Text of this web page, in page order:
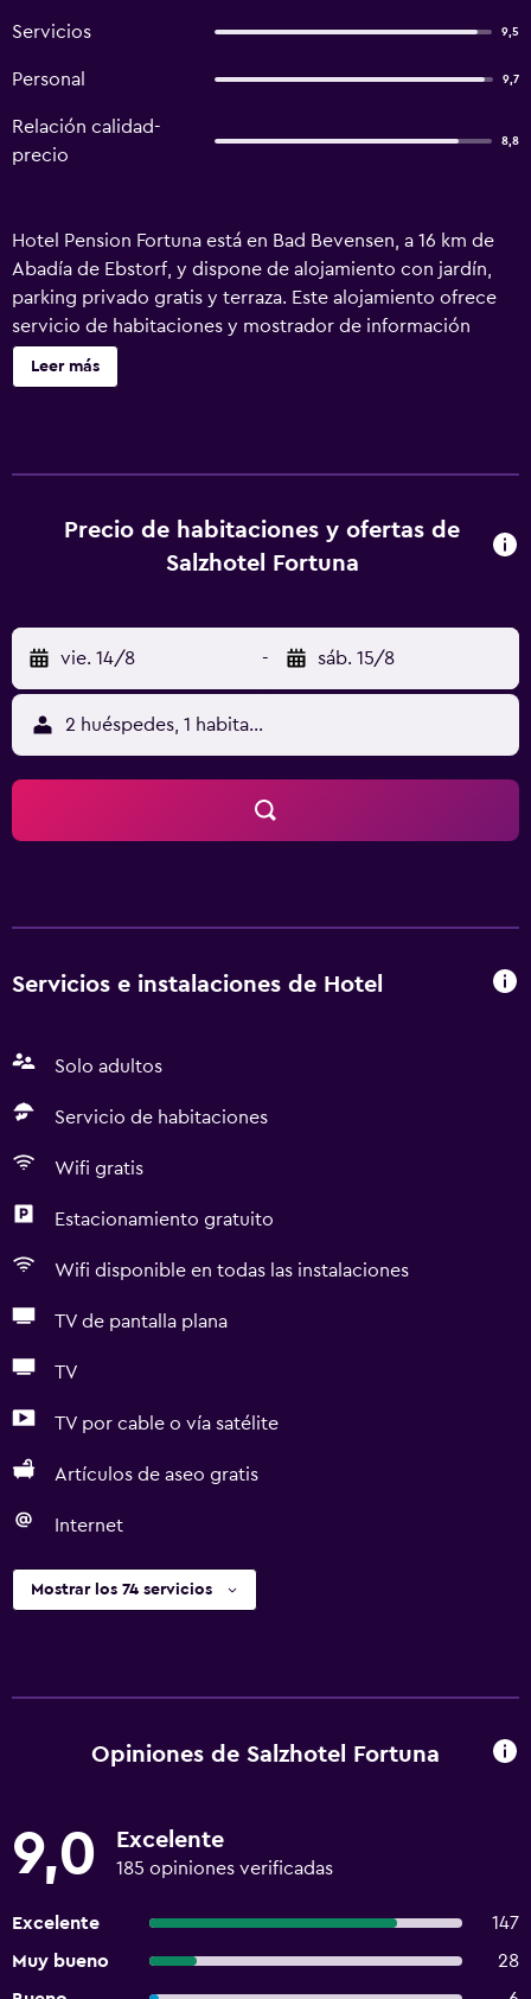
Servicios 9,5
Personal 9,7
Relación calidad-
precio
8,8
Hotel Pension Fortuna está en Bad Bevensen, a 16 km de
Abadía de Ebstorf, y dispone de alojamiento con jardín,
parking privado gratis y terraza. Este alojamiento ofrece
servicio de habitaciones y mostrador de información
turística, además de wifi gratis en todo el alojamiento.
Este alojamiento hipoalergénico se encuentra a 27 km de
Pension Fortuna, cada habitación dispone de ropa de
cama y toallas. En el alojamiento se puede disfrutar de un
ciclismo. Theater Lüneburg está a 27 km del alojamiento, y
Antigua torre del agua de Luneburgo está a 28 km. El
aeropuerto (Aeropuerto de Hamburgo - Finkenwerder)
está a 89 km.
Leer más
Precio de habitaciones y ofertas de
Salzhotel Fortuna
vie. 14/8 - sáb. 15/8
2 huéspedes, 1 habitación
Servicios e instalaciones de Hotel
Solo adultos
Servicio de habitaciones
Wifi gratis
Estacionamiento gratuito
Wifi disponible en todas las instalaciones
TV de pantalla plana
TV
TV por cable o vía satélite
Artículos de aseo gratis
Internet
Mostrar los 74 servicios
Opiniones de Salzhotel Fortuna
9,0 Excelente
185 opiniones verificadas
Excelente
147
Muy bueno
28